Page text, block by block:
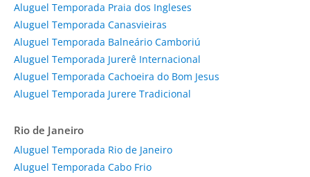
Aluguel Temporada Praia dos Ingleses
Aluguel Temporada Canasvieiras
Aluguel Temporada Balneário Camboriú
Aluguel Temporada Jurerê Internacional
Aluguel Temporada Cachoeira do Bom Jesus
Aluguel Temporada Jurere Tradicional
Rio de Janeiro
Aluguel Temporada Rio de Janeiro
Aluguel Temporada Cabo Frio